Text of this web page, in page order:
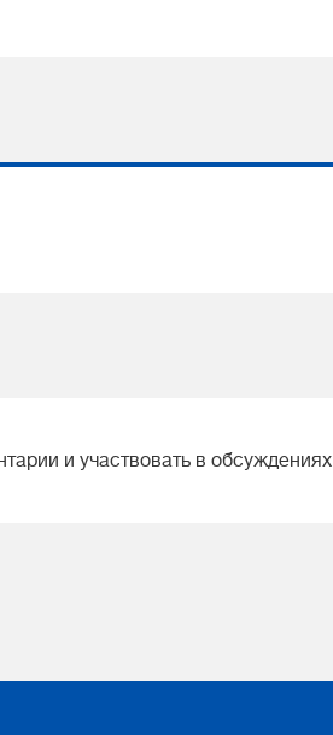
и участвовать в обсуждениях